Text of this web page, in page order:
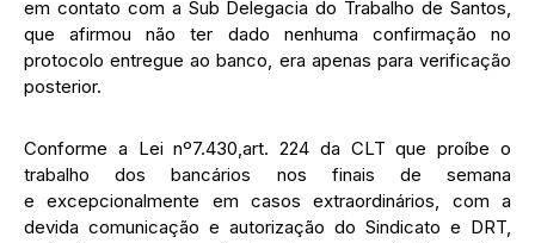
em contato com a Sub Delegacia do Trabalho de Santos,
que afirmou não ter dado nenhuma confirmação no
protocolo entregue ao banco, era apenas para verificação
posterior.
Conforme a Lei nº7.430,art. 224 da CLT que proíbe o
trabalho dos bancários nos finais de semana
e excepcionalmente em casos extraordinários, com a
devida comunicação e autorização do Sindicato e DRT,